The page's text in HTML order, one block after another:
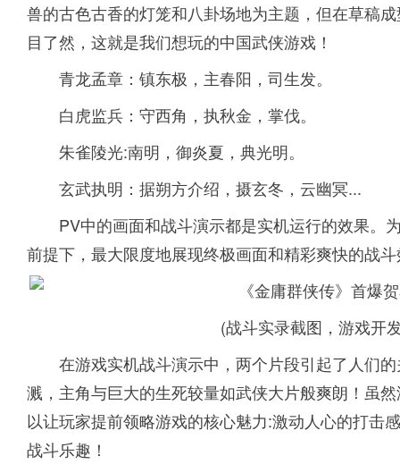
兽的古色古香的灯笼和八卦场地为主题，但在草稿
目了然，这就是我们想玩的中国武侠游戏！
青龙孟章：镇东极，主春阳，司生发。
白虎监兵：守西角，执秋金，掌伐。
朱雀陵光:南明，御炎夏，典光明。
玄武执明：据朔方介绍，摄玄冬，云幽冥...
PV中的画面和战斗演示都是实机运行的效果。
前提下，最大限度地展现终极画面和精彩爽快的战
(战斗实录截图，游戏开
在游戏实机战斗演示中，两个片段引起了人们
溅，主角与巨大的生死较量如武侠大片般爽朗！虽
以让玩家提前领略游戏的核心魅力:激动人心的打击
战斗乐趣！